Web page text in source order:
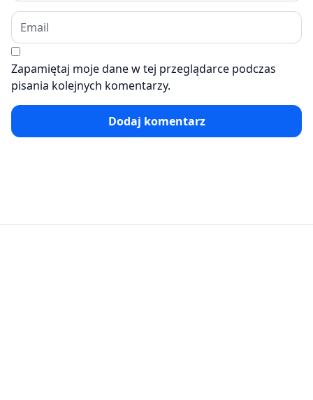
Zapamiętaj moje dane w tej przeglądarce podczas
pisania kolejnych komentarzy.
Dodaj komentarz